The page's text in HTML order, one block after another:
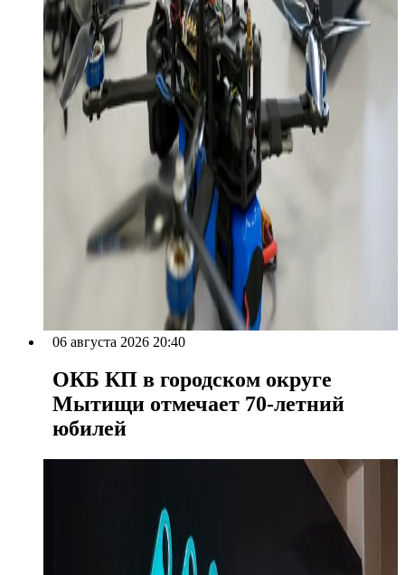
06 августа 2026 20:40
ОКБ КП в городском округе
Мытищи отмечает 70-летний
юбилей